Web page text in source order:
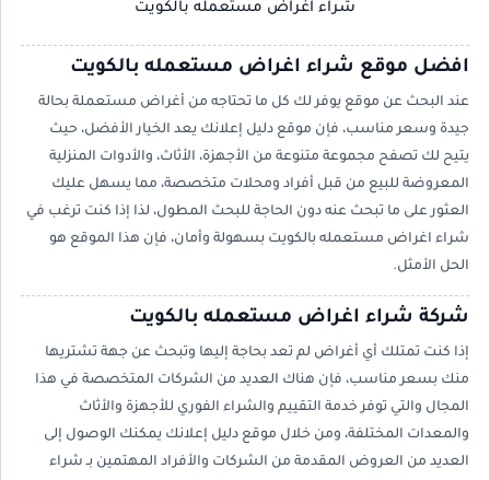
شراء اغراض مستعمله بالكويت
افضل موقع شراء اغراض مستعمله بالكويت
عند البحث عن موقع يوفر لك كل ما تحتاجه من أغراض مستعملة بحالة
جيدة وسعر مناسب، فإن موقع دليل إعلانك يعد الخيار الأفضل، حيث
يتيح لك تصفح مجموعة متنوعة من الأجهزة، الأثاث، والأدوات المنزلية
المعروضة للبيع من قبل أفراد ومحلات متخصصة، مما يسهل عليك
العثور على ما تبحث عنه دون الحاجة للبحث المطول، لذا إذا كنت ترغب في
شراء اغراض مستعمله بالكويت بسهولة وأمان، فإن هذا الموقع هو
الحل الأمثل.
شركة شراء اغراض مستعمله بالكويت
إذا كنت تمتلك أي أغراض لم تعد بحاجة إليها وتبحث عن جهة تشتريها
منك بسعر مناسب، فإن هناك العديد من الشركات المتخصصة في هذا
المجال والتي توفر خدمة التقييم والشراء الفوري للأجهزة والأثاث
والمعدات المختلفة، ومن خلال موقع دليل إعلانك يمكنك الوصول إلى
العديد من العروض المقدمة من الشركات والأفراد المهتمين بـ شراء